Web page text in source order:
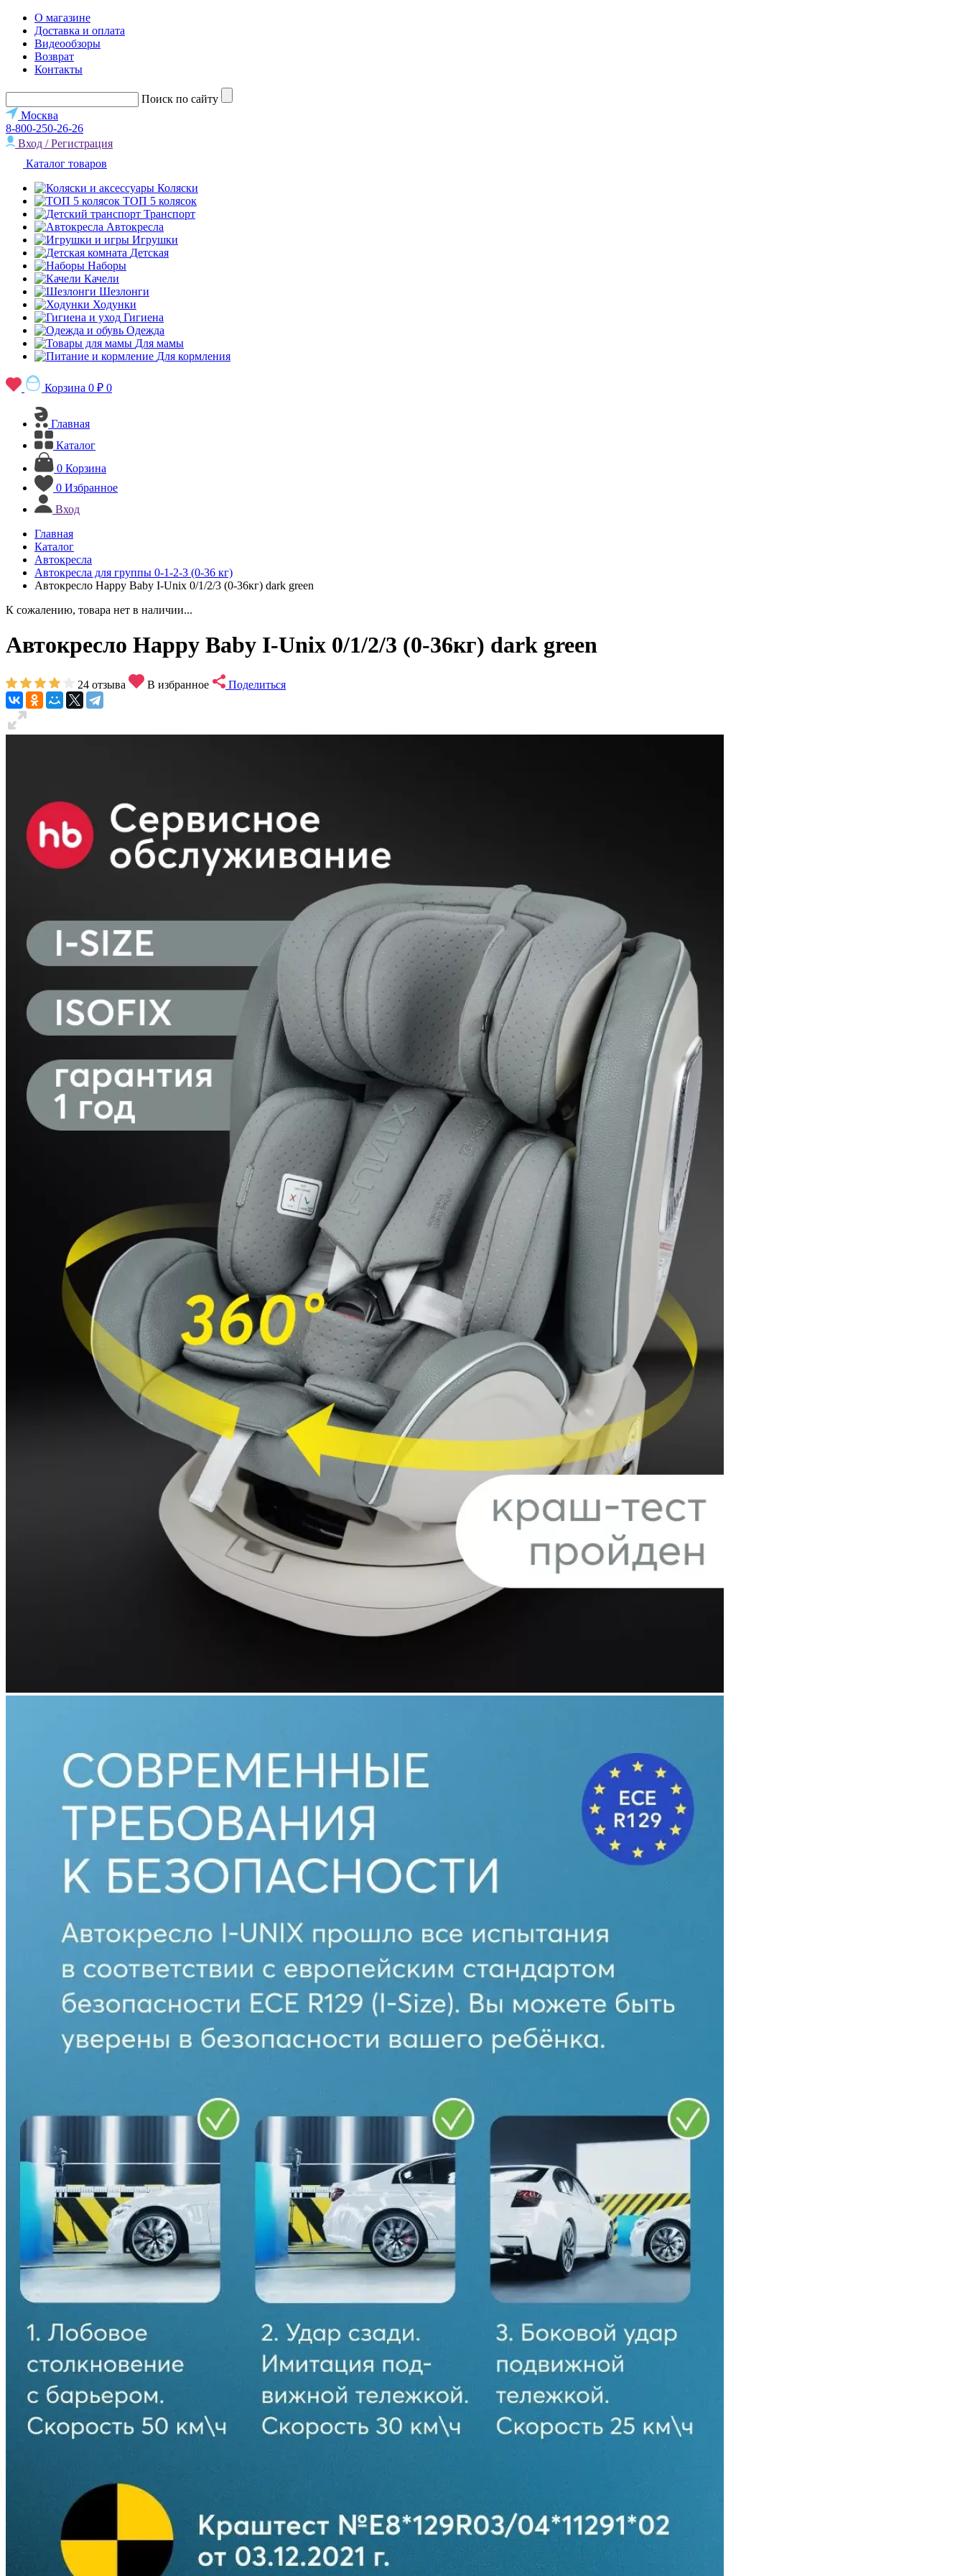
О магазине
Доставка и оплата
Видеообзоры
Возврат
Контакты
Поиск по сайту
Москва
8-800-250-26-26
Вход / Регистрация
Каталог товаров
Коляски
ТОП 5 колясок
Транспорт
Автокресла
Игрушки
Детская
Наборы
Качели
Шезлонги
Ходунки
Гигиена
Одежда
Для мамы
Для кормления
Корзина 0 ₽ 0
Главная
Каталог
0 Корзина
0 Избранное
Вход
Главная
Каталог
Автокресла
Автокресла для группы 0-1-2-3 (0-36 кг)
Автокресло Happy Baby I-Unix 0/1/2/3 (0-36кг) dark green
К сожалению, товара нет в наличии...
Автокресло Happy Baby I-Unix 0/1/2/3 (0-36кг) dark green
24 отзыва В избранное Поделиться